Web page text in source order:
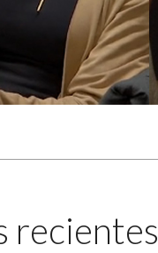
recientes